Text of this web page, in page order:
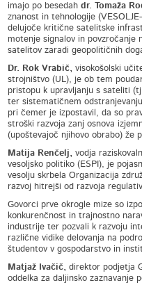
imajo po besedahdr. Tomaža
znanost in tehnologije
delujoče kritične satelitske
motenje signalov in povzročanje
satelitov zaradi geopolitičnih
Dr. Rok Vrabič,visokošolski
strojništvo (UL), je ob tem
pristopu k upravljanju s sateliti
ter sistematičnem
pri čemer je izpostavil, da so
stroški razvoja zanj osnova
(upoštevajoč njihovo obrabo) že
Matija Renčelj,vodja
vesoljsko politiko (ESPI), je
vesolju skrbela Organizacija
razvoj hitrejši od razvoja
Govorci prve okrogle mize so
konkurenčnost in trajnostno
industrije ter pozvali k razvoju
različne vidike delovanja na
študentov v gospodarstvo in
Matjaž Ivačič,direktor podjetja
oddelka za daljinsko zaznavanje